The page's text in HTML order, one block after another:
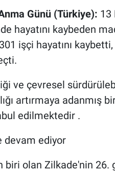
Günü (Türkiye): 13
hayatını kaybeden
işçi hayatını
ve çevresel
artırmaya adanmış
edilmektedir .
devam ediyor
biri olan Zilkade'nin 26.